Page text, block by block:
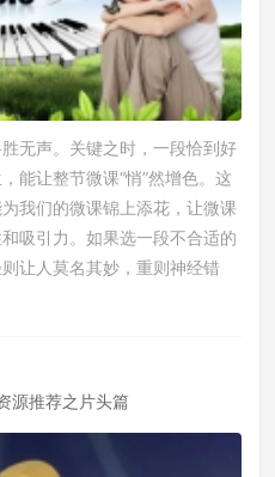
无声。关键之时，一段恰到好
能让整节微课“悄”然增色。这
我们的微课锦上添花，让微课
吸引力。如果选一段不合适的
让人莫名其妙，重则神经错
源推荐之片头篇